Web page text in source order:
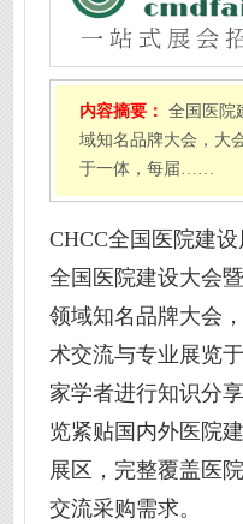
内容摘要： 全国医院
域知名品牌大会，大
于一体，每届……
CHCC全国医院建
全国医院建设大会
领域知名品牌大会
术交流与专业展览
家学者进行知识分
览紧贴国内外医院
展区，完整覆盖医
交流采购需求。